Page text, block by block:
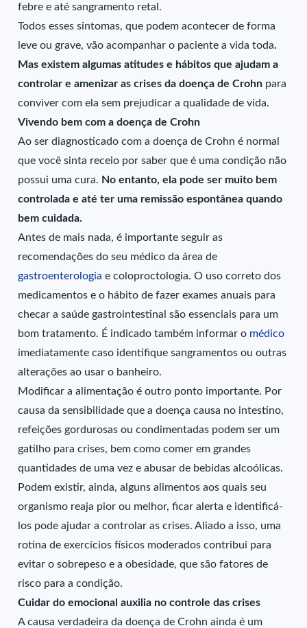
febre e até sangramento retal.
Todos esses sintomas, que podem acontecer de forma
leve ou grave, vão acompanhar o paciente a vida toda.
Mas existem algumas atitudes e hábitos que ajudam a
controlar e amenizar as crises da doença de Crohn para
conviver com ela sem prejudicar a qualidade de vida.
Vivendo bem com a doença de Crohn
Ao ser diagnosticado com a doença de Crohn é normal
que você sinta receio por saber que é uma condição não
possui uma cura. No entanto, ela pode ser muito bem
controlada e até ter uma remissão espontânea quando
bem cuidada.
Antes de mais nada, é importante seguir as
recomendações do seu médico da área de
gastroenterologia ecoloproctologia. O uso correto dos
medicamentos e o hábito de fazer exames anuais para
checar a saúde gastrointestinal são essenciais para um
bom tratamento. É indicado também informar o médico
imediatamente caso identifique sangramentos ou outras
alterações ao usar o banheiro.
Modificar a alimentação é outro ponto importante. Por
causa da sensibilidade que a doença causa no intestino,
refeições gordurosas ou condimentadas podem ser um
gatilho para crises, bem como comer em grandes
quantidades de uma vez e abusar de bebidas alcoólicas.
Podem existir, ainda, alguns alimentos aos quais seu
organismo reaja pior ou melhor, ficar alerta e identificá-
los pode ajudar a controlar as crises. Aliado a isso, uma
rotina de exercícios físicos moderados contribui para
evitar o sobrepeso e a obesidade, que são fatores de
risco para a condição.
Cuidar do emocional auxilia no controle das crises
A causa verdadeira da doença de Crohn ainda é um